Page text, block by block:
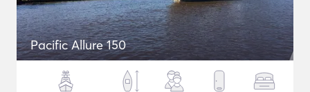
Pacific Allure 150